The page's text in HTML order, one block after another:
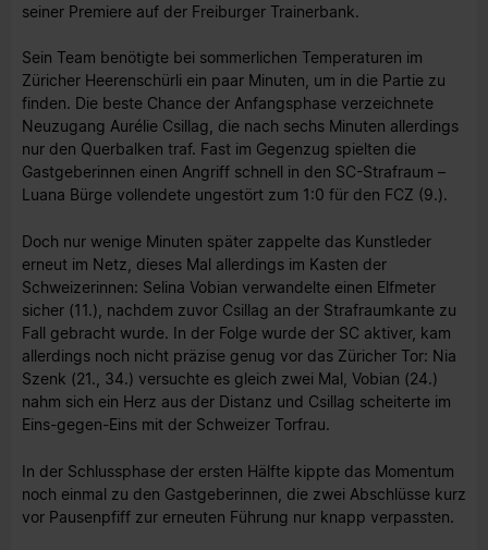
seiner Premiere auf der Freiburger Trainerbank.
Sein Team benötigte bei sommerlichen Temperaturen im
Züricher Heerenschürli ein paar Minuten, um in die Partie zu
finden. Die beste Chance der Anfangsphase verzeichnete
Neuzugang Aurélie Csillag, die nach sechs Minuten allerdings
nur den Querbalken traf. Fast im Gegenzug spielten die
Gastgeberinnen einen Angriff schnell in den SC-Strafraum –
Luana Bürge vollendete ungestört zum 1:0 für den FCZ (9.).
Doch nur wenige Minuten später zappelte das Kunstleder
erneut im Netz, dieses Mal allerdings im Kasten der
Schweizerinnen: Selina Vobian verwandelte einen Elfmeter
sicher (11.), nachdem zuvor Csillag an der Strafraumkante zu
Fall gebracht wurde. In der Folge wurde der SC aktiver, kam
allerdings noch nicht präzise genug vor das Züricher Tor: Nia
Szenk (21., 34.) versuchte es gleich zwei Mal, Vobian (24.)
nahm sich ein Herz aus der Distanz und Csillag scheiterte im
Eins-gegen-Eins mit der Schweizer Torfrau.
In der Schlussphase der ersten Hälfte kippte das Momentum
noch einmal zu den Gastgeberinnen, die zwei Abschlüsse kurz
vor Pausenpfiff zur erneuten Führung nur knapp verpassten.